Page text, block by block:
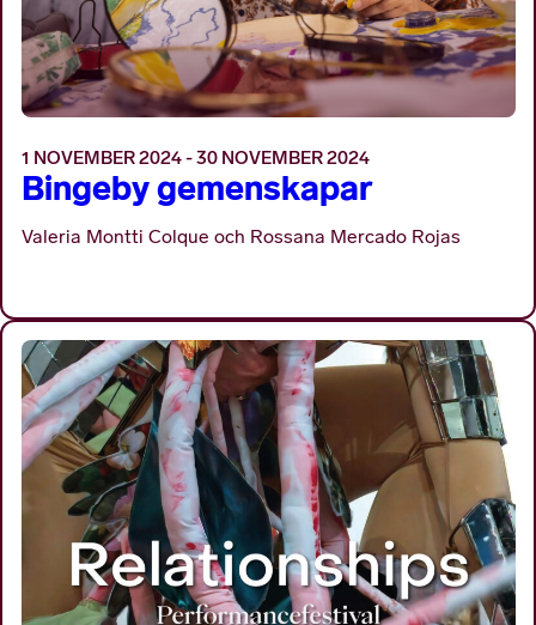
1 NOVEMBER 2024 - 30 NOVEMBER 2024
Bingeby gemenskapar
Valeria Montti Colque och Rossana Mercado Rojas